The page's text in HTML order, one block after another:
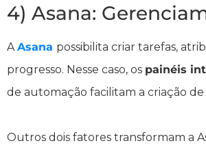
4) Asana:
AAsana possibilita criar tarefas,
progresso. Nesse caso, os painéis
de automação facilitam a criação
Outros dois fatores transformam a